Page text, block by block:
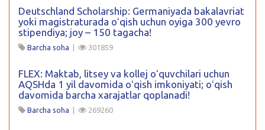
Deutschland Scholarship: Germaniyada bakalavriat
yoki magistraturada oʻqish uchun oyiga 300 yevro
stipendiya; joy – 150 tagacha!
Barcha soha 301859
FLEX: Maktab, litsey va kollej oʻquvchilari uchun
AQSHda 1 yil davomida oʻqish imkoniyati; oʻqish
davomida barcha xarajatlar qoplanadi!
Barcha soha 269260